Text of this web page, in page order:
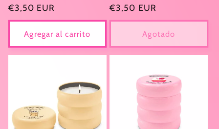
Precio
habitual
€3,50 EUR
Agregar al carrito
Precio
habitual
€3,50 EUR
Agotado